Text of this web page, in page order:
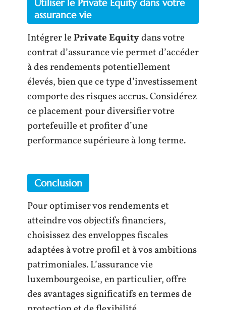
assurance vie
Intégrer lePrivate Equitydans votre
contrat d’assurance vie permet d’accéder
à des rendements potentiellement
élevés, bien que ce type d’investissement
comporte des risques accrus. Considérez
ce placement pour diversifier votre
portefeuille et profiter d’une
performance supérieure à long terme.
Conclusion
Pour optimiser vos rendements et
atteindre vos objectifs financiers,
choisissez des enveloppes fiscales
adaptées à votre profil et à vos ambitions
patrimoniales. L’assurance vie
luxembourgeoise, en particulier, offre
des avantages significatifs en termes de